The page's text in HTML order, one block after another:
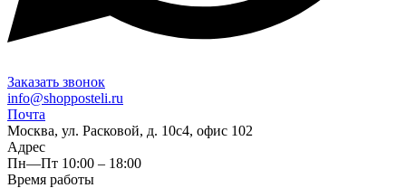
Заказать звонок
info@shopposteli.ru
Почта
Москва, ул. Расковой, д. 10с4, офис 102
Адрес
Пн—Пт 10:00 – 18:00
Время работы